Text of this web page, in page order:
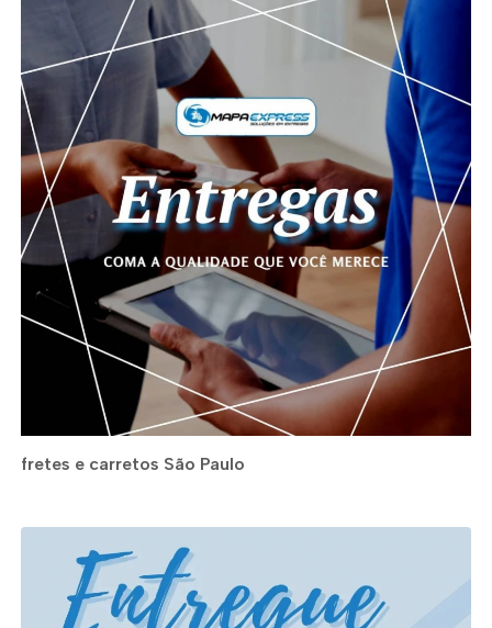
fretes e carretos São Paulo